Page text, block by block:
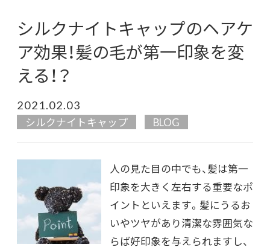
シルクナイトキャップのヘアケ
ア効果！髪の毛が第一印象を変
える！？
2021.02.03
シルクナイトキャップ BLOG
人の見た目の中でも、髪は第一
印象を大きく左右する重要なポ
イントといえます。髪にうるお
いやツヤがあり清潔な雰囲気な
らば好印象を与えられますし、